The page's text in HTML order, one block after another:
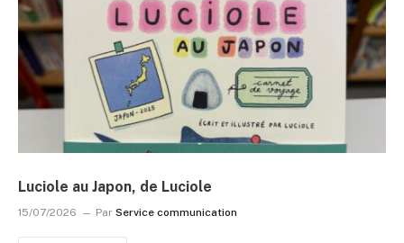
Luciole au Japon, de Luciole
15/07/2026 Par Service communication